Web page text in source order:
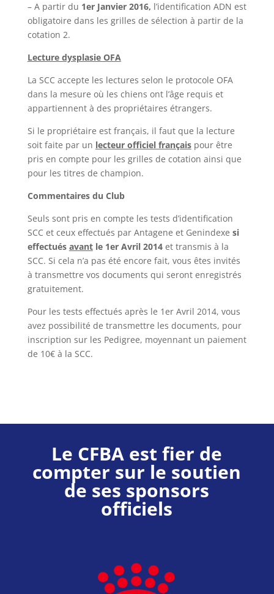
– A partir du 1er Janvier 2016, l’identification ADN est
obligatoire dans les grilles de sélection à partir de la
cotation 2.
Lecture dysplasie OFA
La SCC accepte les lectures selon le protocole OFA
dans la mesure où les chiens ont l’âge requis et
appartiennent à des propriétaires étrangers.
Si le propriétaire est français, il faut que la lecture
soit faite par un lecteur officiel françaispour être
pris en compte pour les grilles de cotation ainsi que
pour les titres de champion.
Commentaires du Club
Seuls sont pris en compte les tests d’identification
SCC et ceux effectués par Antagene et Genindexe si
effectués avantle 1er Avril 2014et transmis à la
SCC. Si cela n’a pas été encore fait, vous êtes invités
à transmettre vos documents qui seront enregistrés
gratuitement.
Pour les tests effectués après le 1er Avril 2014, vous
avez possibilité de transmettre les documents, pour
inscription sur les Pedigree, moyennant un paiement
de 10€ à la SCC.
Le CFBA est fier de
compter sur le soutien
de ses sponsors
officiels